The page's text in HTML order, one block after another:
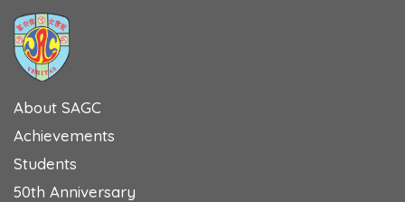
About SAGC
Achievements
Students
50th Anniversary